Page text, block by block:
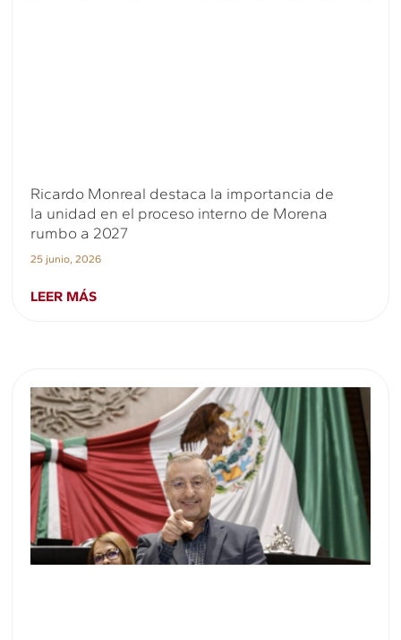
Ricardo Monreal destaca la importancia de
la unidad en el proceso interno de Morena
rumbo a 2027
25 junio, 2026
LEER MÁS